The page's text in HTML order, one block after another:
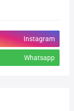
Instagram
Whatsapp